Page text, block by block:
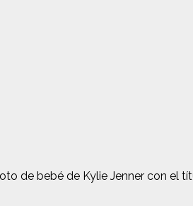
de bebé de Kylie Jenner con